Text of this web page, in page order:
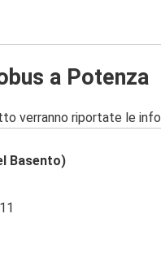
a Potenza
verranno riportate le
Basento)